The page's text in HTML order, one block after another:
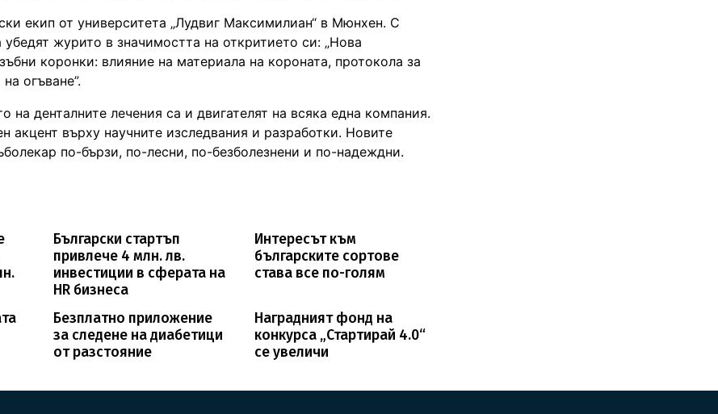
екип от университета „Лудвиг Максимилиан“ в Мюнхен. С
журито в значимостта на откритието си: „Нова
коронки: влияние на материала на короната, протокола за
огъване”.
на денталните лечения са и двигателят на всяка една компания.
акцент върху научните изследвания и разработки. Новите
по-бързи, по-лесни, по-безболезнени и по-надеждни.
Български стартъп
привлече 4 млн. лв.
инвестиции в сферата на
HR бизнеса
Интересът към
българските сортове
става все по-голям
Безплатно приложение
за следене на диабетици
от разстояние
Наградният фонд на
конкурса „Стартирай 4.0“
се увеличи